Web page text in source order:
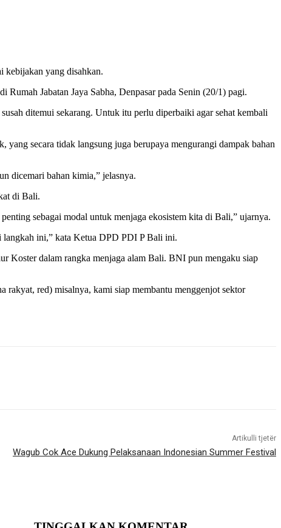
kebijakan yang disahkan.
Jabatan Jaya Sabha, Denpasar pada Senin (20/1) pagi.
ditemui sekarang. Untuk itu perlu diperbaiki agar sehat kembali
secara tidak langsung juga berupaya mengurangi dampak bahan
dicemari bahan kimia,” jelasnya.
di Bali.
sebagai modal untuk menjaga ekosistem kita di Bali,” ujarnya.
langkah ini,” kata Ketua DPD PDI P Bali ini.
Koster dalam rangka menjaga alam Bali. BNI pun mengaku siap
red) misalnya, kami siap membantu menggenjot sektor
Artikulli tjetër
Wagub Cok Ace Dukung Pelaksanaan Indonesian Summer Festival